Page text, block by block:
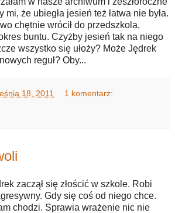
mi, że ubiegła jesień też łatwa nie była.
chętnie wrócił do przedszkola,
buntu. Czyżby jesień tak na niego
wszystko się ułoży? Może Jędrek
reguł? Oby...
18, 2011 1 komentarz:
zaczął się złościć w szkole. Robi
Gdy się coś od niego chce.
chodzi. Sprawia wrażenie nic nie